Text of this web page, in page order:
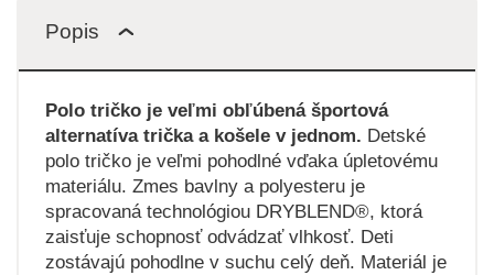
Popis
Polo tričko je veľmi obľúbená športová
alternatíva trička a košele v jednom. Detské
polo tričko je veľmi pohodlné vďaka úpletovému
materiálu. Zmes bavlny a polyesteru je
spracovaná technológiou DRYBLEND®, ktorá
zaisťuje schopnosť odvádzať vlhkosť. Deti
zostávajú pohodlne v suchu celý deň. Materiál je